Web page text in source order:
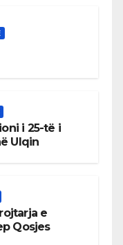
i 25-të i
Ulqin
e
Qosjes